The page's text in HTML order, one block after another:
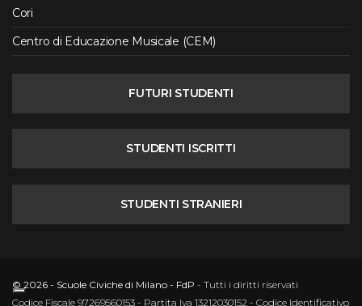
Cori
Centro di Educazione Musicale (CEM)
FUTURI STUDENTI
STUDENTI ISCRITTI
STUDENTI STRANIERI
© 2026 - Scuole Civiche di Milano - FdP - Tutti i diritti riservati
Codice Fiscale 97269560153 - Partita Iva 13212030152 - Codice Identificativo